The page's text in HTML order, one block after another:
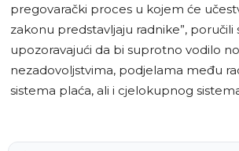
pregovarački proces u kojem će
zakonu predstavljaju radnike”, poručili
upozoravajući da bi suprotno vodilo
nezadovoljstvima, podjelama među
sistema plaća, ali i cjelokupnog